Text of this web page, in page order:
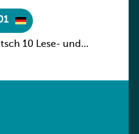
10 Lese- und